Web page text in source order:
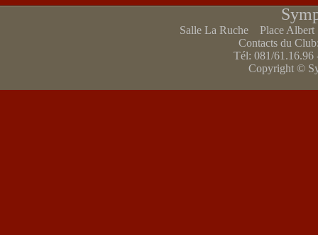
Salle La Ruche Place
Contacts du
Tél: 081/61.16.96
Copyright ©